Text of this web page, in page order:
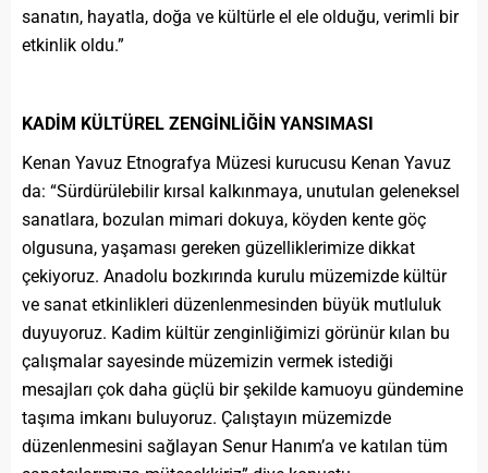
sanatın, hayatla, doğa ve kültürle el ele olduğu, verimli bir
etkinlik oldu.”
KADİM KÜLTÜREL ZENGİNLİĞİN YANSIMASI
Kenan Yavuz Etnografya Müzesi kurucusu Kenan Yavuz
da: “Sürdürülebilir kırsal kalkınmaya, unutulan geleneksel
sanatlara, bozulan mimari dokuya, köyden kente göç
olgusuna, yaşaması gereken güzelliklerimize dikkat
çekiyoruz. Anadolu bozkırında kurulu müzemizde kültür
ve sanat etkinlikleri düzenlenmesinden büyük mutluluk
duyuyoruz. Kadim kültür zenginliğimizi görünür kılan bu
çalışmalar sayesinde müzemizin vermek istediği
mesajları çok daha güçlü bir şekilde kamuoyu gündemine
taşıma imkanı buluyoruz. Çalıştayın müzemizde
düzenlenmesini sağlayan Senur Hanım’a ve katılan tüm